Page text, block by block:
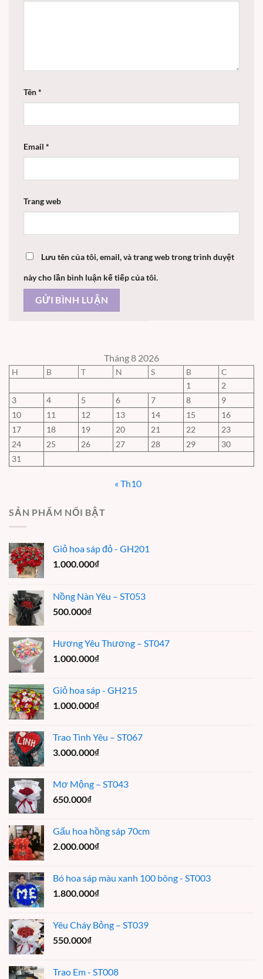
Tên*
Email *
Trang web
Lưu tên của tôi, email, và trang web trong trình duyệt
này cho lần bình luận kế tiếp của tôi.
Tháng 8 2026
H B T N S B
C
1
2
3
4 5 6 7 8
9
10
11 12 13 14 15
16
17
18 19 20 21 22
23
24
25 26 27 28 29
30
31
« Th10
SẢN PHẨM NỔI BẬT
Giỏ hoa sáp đỏ - GH201
1.000.000₫
Nồng Nàn Yêu – ST053
500.000₫
Hương Yêu Thương – ST047
1.000.000₫
Giỏ hoa sáp - GH215
1.000.000₫
Trao Tình Yêu – ST067
3.000.000₫
Mơ Mộng – ST043
650.000₫
Gấu hoa hồng sáp 70cm
2.000.000₫
Bó hoa sáp màu xanh 100 bông - ST003
1.800.000₫
Yêu Cháy Bỏng – ST039
550.000₫
Trao Em - ST008